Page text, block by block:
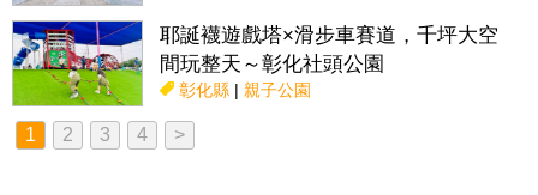
耶誕襪遊戲塔×滑步車賽道，千坪大空
間玩整天～彰化社頭公園
彰化縣| 親子公園
1 2 3 4 >